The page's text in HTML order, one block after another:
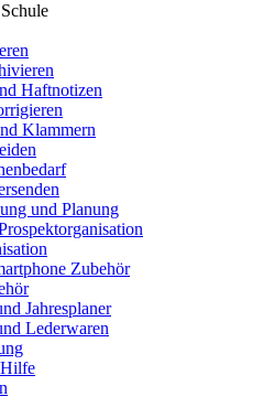
Haftnotizen
Klammern
und Planung
Zubehör
Jahresplaner
Lederwaren
Hilfe